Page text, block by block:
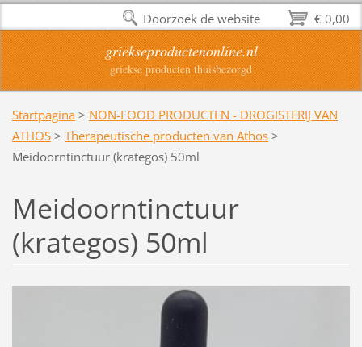
griekseproductenonline.nl
griekse producten thuisbezorgd
Startpagina > NON-FOOD PRODUCTEN - DROGISTERIJ VAN
ATHOS > Therapeutische producten van Athos >
Meidoorntinctuur (krategos) 50ml
Meidoorntinctuur
(krategos) 50ml
€ 0,00
Doorzoek de website